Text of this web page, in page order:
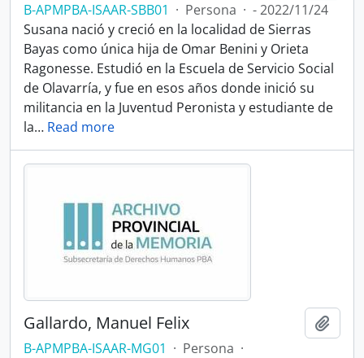
B-APMPBA-ISAAR-SBB01 · Persona · - 2022/11/24
Susana nació y creció en la localidad de Sierras
Bayas como única hija de Omar Benini y Orieta
Ragonesse. Estudió en la Escuela de Servicio Social
de Olavarría, y fue en esos años donde inició su
militancia en la Juventud Peronista y estudiante de
la… Read more
Gallardo, Manuel Felix
B-APMPBA-ISAAR-MG01 · Persona ·